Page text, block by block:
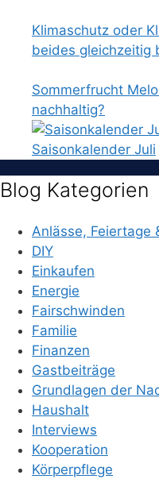
Klimaschutz oder
beides gleichzeitig
Sommerfrucht
nachhaltig?
Saisonkalender Juli
Blog Kategorien
Anlässe, Feiertage
DIY
Einkaufen
Energie
Fairschwinden
Familie
Finanzen
Gastbeiträge
Grundlagen der
Haushalt
Interviews
Kooperation
Körperpflege